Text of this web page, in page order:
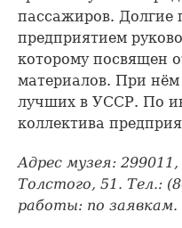
пассажиров. Долгие
предприятием
которому посвящен
материалов. При
лучших в УССР. По
коллектива
Адрес музея:
Толстого, 51. Тел.:
работы: по заявкам.